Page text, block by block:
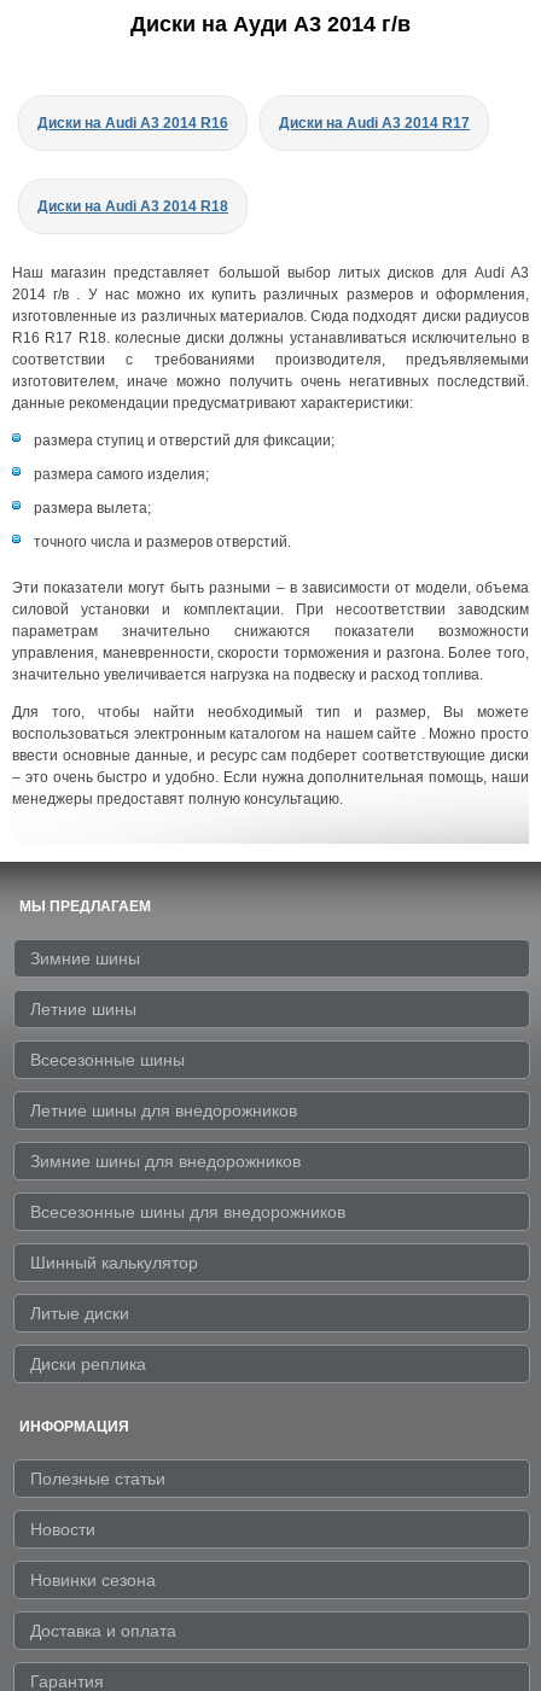
Диски на Ауди A3 2014 г/в
Диски на Audi A3 2014 R16 Диски на Audi A3 2014 R17
Диски на Audi A3 2014 R18
Наш магазин представляет большой выбор литых дисков для Audi A3
2014 г/в . У нас можно их купить различных размеров и оформления,
изготовленные из различных материалов. Сюда подходят диски радиусов
R16 R17 R18. колесные диски должны устанавливаться исключительно в
соответствии с требованиями производителя, предъявляемыми
изготовителем, иначе можно получить очень негативных последствий.
данные рекомендации предусматривают характеристики:
размера ступиц и отверстий для фиксации;
размера самого изделия;
размера вылета;
точного числа и размеров отверстий.
Эти показатели могут быть разными – в зависимости от модели, объема
силовой установки и комплектации. При несоответствии заводским
параметрам значительно снижаются показатели возможности
управления, маневренности, скорости торможения и разгона. Более того,
значительно увеличивается нагрузка на подвеску и расход топлива.
Для того, чтобы найти необходимый тип и размер, Вы можете
воспользоваться электронным каталогом на нашем сайте . Можно просто
ввести основные данные, и ресурс сам подберет соответствующие диски
– это очень быстро и удобно. Если нужна дополнительная помощь, наши
менеджеры предоставят полную консультацию.
МЫ ПРЕДЛАГАЕМ
Зимние шины
Летние шины
Всесезонные шины
Летние шины для внедорожников
Зимние шины для внедорожников
Всесезонные шины для внедорожников
Шинный калькулятор
Литые диски
Диски реплика
ИНФОРМАЦИЯ
Полезные статьи
Новости
Новинки сезона
Доставка и оплата
Гарантия